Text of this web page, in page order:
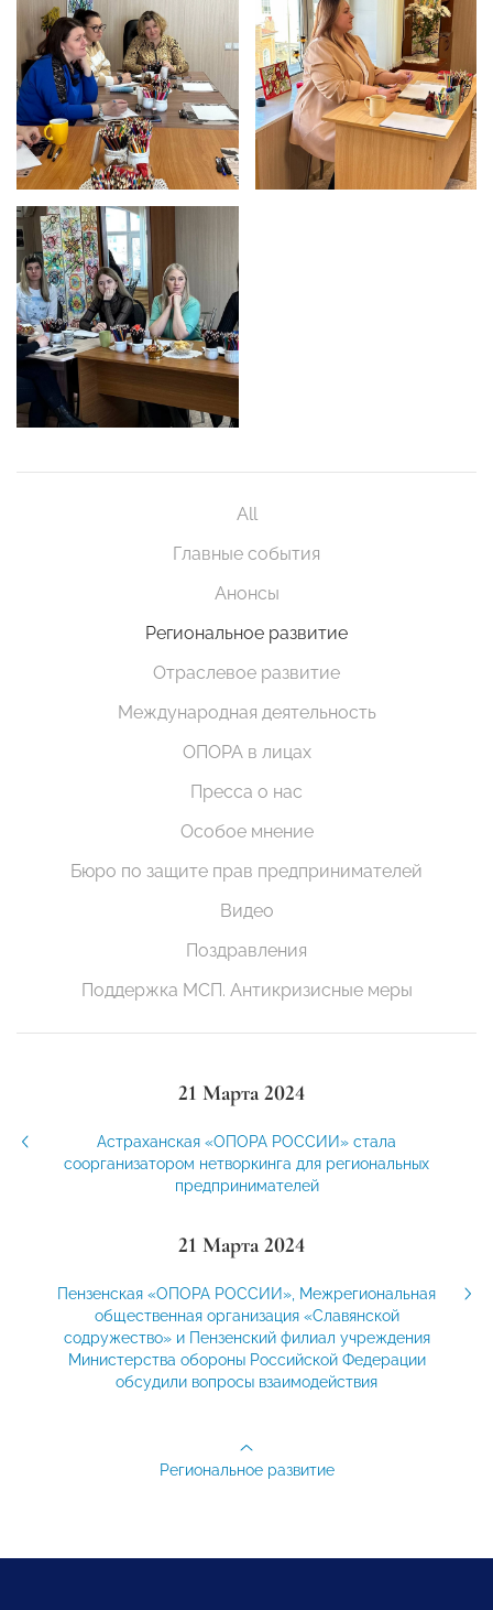
All
Главные события
Анонсы
Региональное развитие
Отраслевое развитие
Международная деятельность
ОПОРА в лицах
Пресса о нас
Особое мнение
Бюро по защите прав предпринимателей
Видео
Поздравления
Поддержка МСП. Антикризисные меры
21 Марта 2024
Астраханская «ОПОРА РОССИИ» стала
соорганизатором нетворкинга для региональных
предпринимателей
21 Марта 2024
Пензенская «ОПОРА РОССИИ», Межрегиональная
общественная организация «Славянской
содружество» и Пензенский филиал учреждения
Министерства обороны Российской Федерации
обсудили вопросы взаимодействия
Региональное развитие